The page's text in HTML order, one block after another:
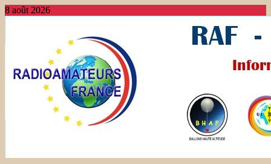
8 août 2026